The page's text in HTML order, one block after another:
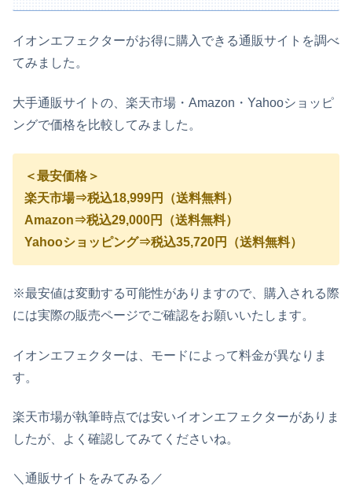
イオンエフェクターがお得に購入できる通販サイトを調べ
てみました。
大手通販サイトの、楽天市場・Amazon・Yahooショッピ
ングで価格を比較してみました。
＜最安価格＞
楽天市場⇒税込18,999円（送料無料）
Amazon⇒税込29,000円（送料無料）
Yahooショッピング⇒税込35,720円（送料無料）
※最安値は変動する可能性がありますので、購入される際
には実際の販売ページでご確認をお願いいたします。
イオンエフェクターは、モードによって料金が異なりま
す。
楽天市場が執筆時点では安いイオンエフェクターがありま
したが、よく確認してみてくださいね。
＼通販サイトをみてみる／